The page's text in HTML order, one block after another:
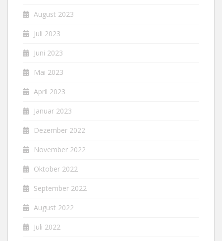
August 2023
Juli 2023
Juni 2023
Mai 2023
April 2023
Januar 2023
Dezember 2022
November 2022
Oktober 2022
September 2022
August 2022
Juli 2022